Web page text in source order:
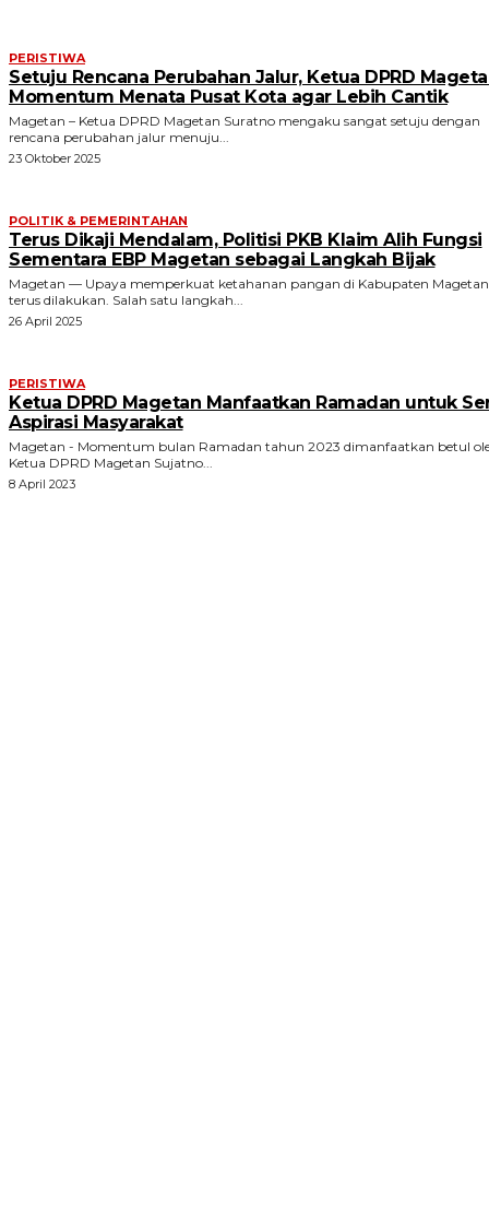
PERISTIWA
Setuju Rencana Perubahan Jalur, Ketua DPRD
Momentum Menata Pusat Kota agar Lebih Cantik
Magetan – Ketua DPRD Magetan Suratno mengaku sangat setuju dengan
rencana perubahan jalur menuju...
23 Oktober 2025
POLITIK & PEMERINTAHAN
Terus Dikaji Mendalam, Politisi PKB Klaim Alih Fungsi
Sementara EBP Magetan sebagai Langkah Bijak
Magetan — Upaya memperkuat ketahanan pangan di Kabupaten Magetan
terus dilakukan. Salah satu langkah...
26 April 2025
PERISTIWA
Ketua DPRD Magetan Manfaatkan Ramadan untuk
Aspirasi Masyarakat
Magetan - Momentum bulan Ramadan tahun 2023 dimanfaatkan betul
Ketua DPRD Magetan Sujatno...
8 April 2023